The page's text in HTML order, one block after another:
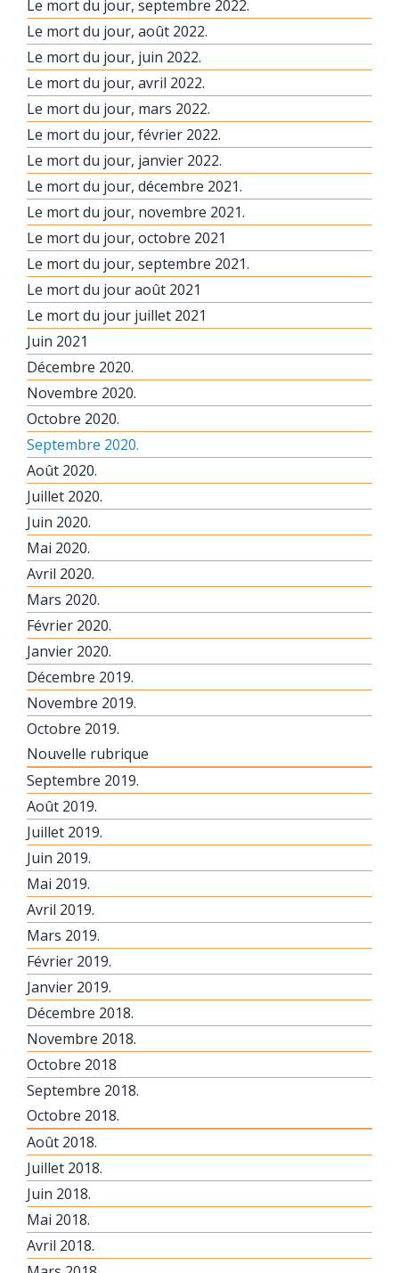
Le mort du jour, septembre 2022.
Le mort du jour, août 2022.
Le mort du jour, juin 2022.
Le mort du jour, avril 2022.
Le mort du jour, mars 2022.
Le mort du jour, février 2022.
Le mort du jour, janvier 2022.
Le mort du jour, décembre 2021.
Le mort du jour, novembre 2021.
Le mort du jour, octobre 2021
Le mort du jour, septembre 2021.
Le mort du jour août 2021
Le mort du jour juillet 2021
Juin 2021
Décembre 2020.
Novembre 2020.
Octobre 2020.
Septembre 2020.
Août 2020.
Juillet 2020.
Juin 2020.
Mai 2020.
Avril 2020.
Mars 2020.
Février 2020.
Janvier 2020.
Décembre 2019.
Novembre 2019.
Octobre 2019.
Nouvelle rubrique
Septembre 2019.
Août 2019.
Juillet 2019.
Juin 2019.
Mai 2019.
Avril 2019.
Mars 2019.
Février 2019.
Janvier 2019.
Décembre 2018.
Novembre 2018.
Octobre 2018
Septembre 2018.
Octobre 2018.
Août 2018.
Juillet 2018.
Juin 2018.
Mai 2018.
Avril 2018.